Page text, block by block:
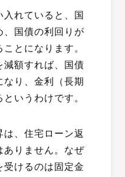
入れていると、国
、国債の利回りが
とになります。
減額すれば、国債
り、金利（長期
いうわけです。
は、住宅ローン返
ありません。なぜ
受けるのは固定金